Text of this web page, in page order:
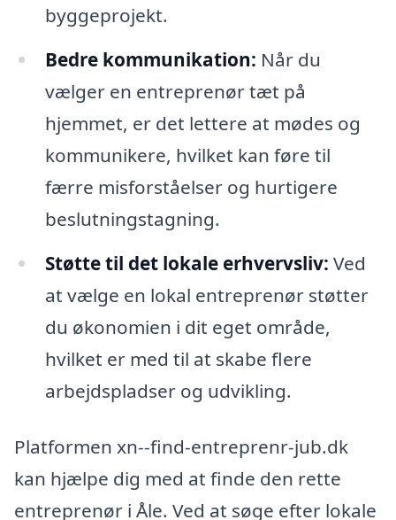
byggeprojekt.
Bedre kommunikation: Når du
vælger en entreprenør tæt på
hjemmet, er det lettere at mødes og
kommunikere, hvilket kan føre til
færre misforståelser og hurtigere
beslutningstagning.
Støtte til det lokale erhvervsliv: Ved
at vælge en lokal entreprenør støtter
du økonomien i dit eget område,
hvilket er med til at skabe flere
arbejdspladser og udvikling.
Platformen xn--find-entreprenr-jub.dk
kan hjælpe dig med at finde den rette
entreprenør i Åle. Ved at søge efter lokale